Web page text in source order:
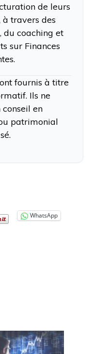
de leurs
à travers des
du coaching et
sur Finances
fournis à titre
Ils ne
en
patrimonial
WhatsApp